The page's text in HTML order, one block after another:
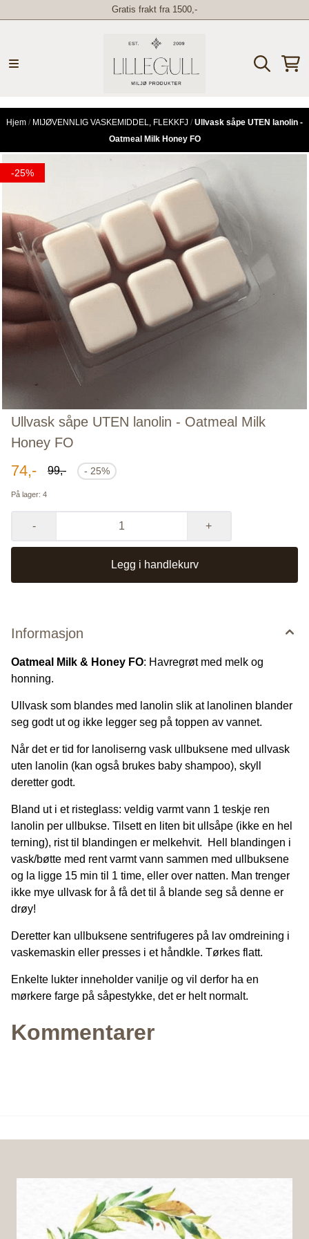
Gratis frakt fra 1500,-
Hjem / MIJØVENNLIG VASKEMIDDEL, FLEKKFJ / Ullvask såpe UTEN lanolin -
Oatmeal Milk Honey FO
-25%
Ullvask såpe UTEN lanolin - Oatmeal Milk
Honey FO
74,- 99,- - 25%
På lager: 4
- +
Legg i handlekurv
Informasjon
Oatmeal Milk & Honey FO: Havregrøt med melk og
honning.
Ullvask som blandes med lanolin slik at lanolinen blander
seg godt ut og ikke legger seg på toppen av vannet.
Når det er tid for lanoliserng vask ullbuksene med ullvask
uten lanolin (kan også brukes baby shampoo), skyll
deretter godt.
Bland ut i et risteglass: veldig varmt vann 1 teskje ren
lanolin per ullbukse. Tilsett en liten bit ullsåpe (ikke en hel
terning), rist til blandingen er melkehvit. Hell blandingen i
vask/bøtte med rent varmt vann sammen med ullbuksene
og la ligge 15 min til 1 time, eller over natten. Man trenger
ikke mye ullvask for å få det til å blande seg så denne er
drøy!
Deretter kan ullbuksene sentrifugeres på lav omdreining i
vaskemaskin eller presses i et håndkle. Tørkes flatt.
Enkelte lukter inneholder vanilje og vil derfor ha en
mørkere farge på såpestykke, det er helt normalt.
Kommentarer